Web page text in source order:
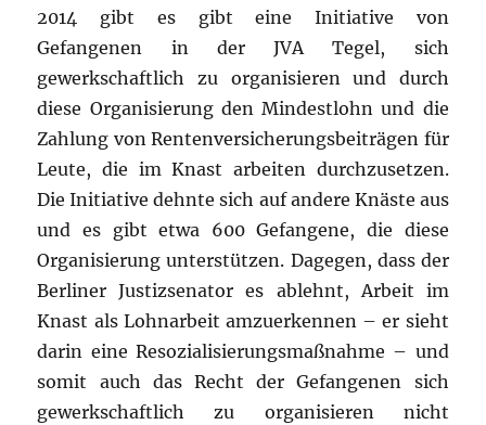
2014 gibt es gibt eine Initiative von
Gefangenen in der JVA Tegel, sich
gewerkschaftlich zu organisieren und durch
diese Organisierung den Mindestlohn und die
Zahlung von Rentenversicherungsbeiträgen für
Leute, die im Knast arbeiten durchzusetzen.
Die Initiative dehnte sich auf andere Knäste aus
und es gibt etwa 600 Gefangene, die diese
Organisierung unterstützen. Dagegen, dass der
Berliner Justizsenator es ablehnt, Arbeit im
Knast als Lohnarbeit amzuerkennen – er sieht
darin eine Resozialisierungsmaßnahme – und
somit auch das Recht der Gefangenen sich
gewerkschaftlich zu organisieren nicht